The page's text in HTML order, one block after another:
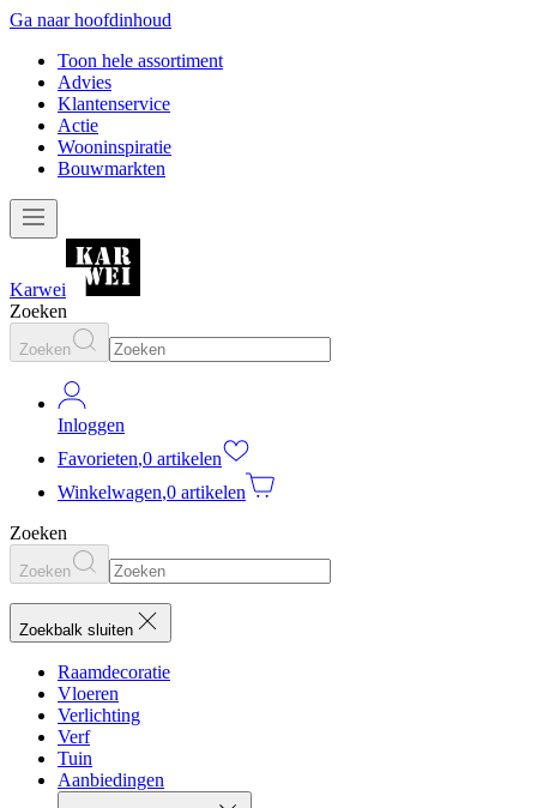
Ga naar hoofdinhoud
Toon hele assortiment
Advies
Klantenservice
Actie
Wooninspiratie
Bouwmarkten
Karwei
Zoeken
Zoeken
Inloggen
Favorieten,0 artikelen
Winkelwagen,0 artikelen
Zoeken
Zoeken
Zoekbalk sluiten
Raamdecoratie
Vloeren
Verlichting
Verf
Tuin
Aanbiedingen